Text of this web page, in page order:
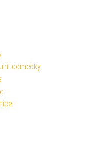
domečky